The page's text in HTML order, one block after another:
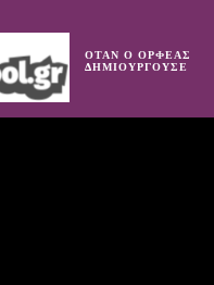
ΌΤΑΝ Ο ΟΡΦΈΑΣ
ΔΗΜΙΟΥΡΓΟΎΣΕ